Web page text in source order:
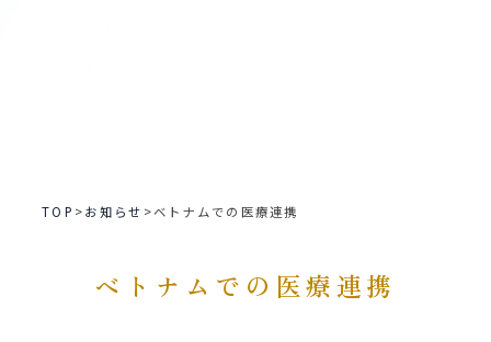
TOP >お知らせ >ベトナムでの医療連携
ベトナムでの医療連携